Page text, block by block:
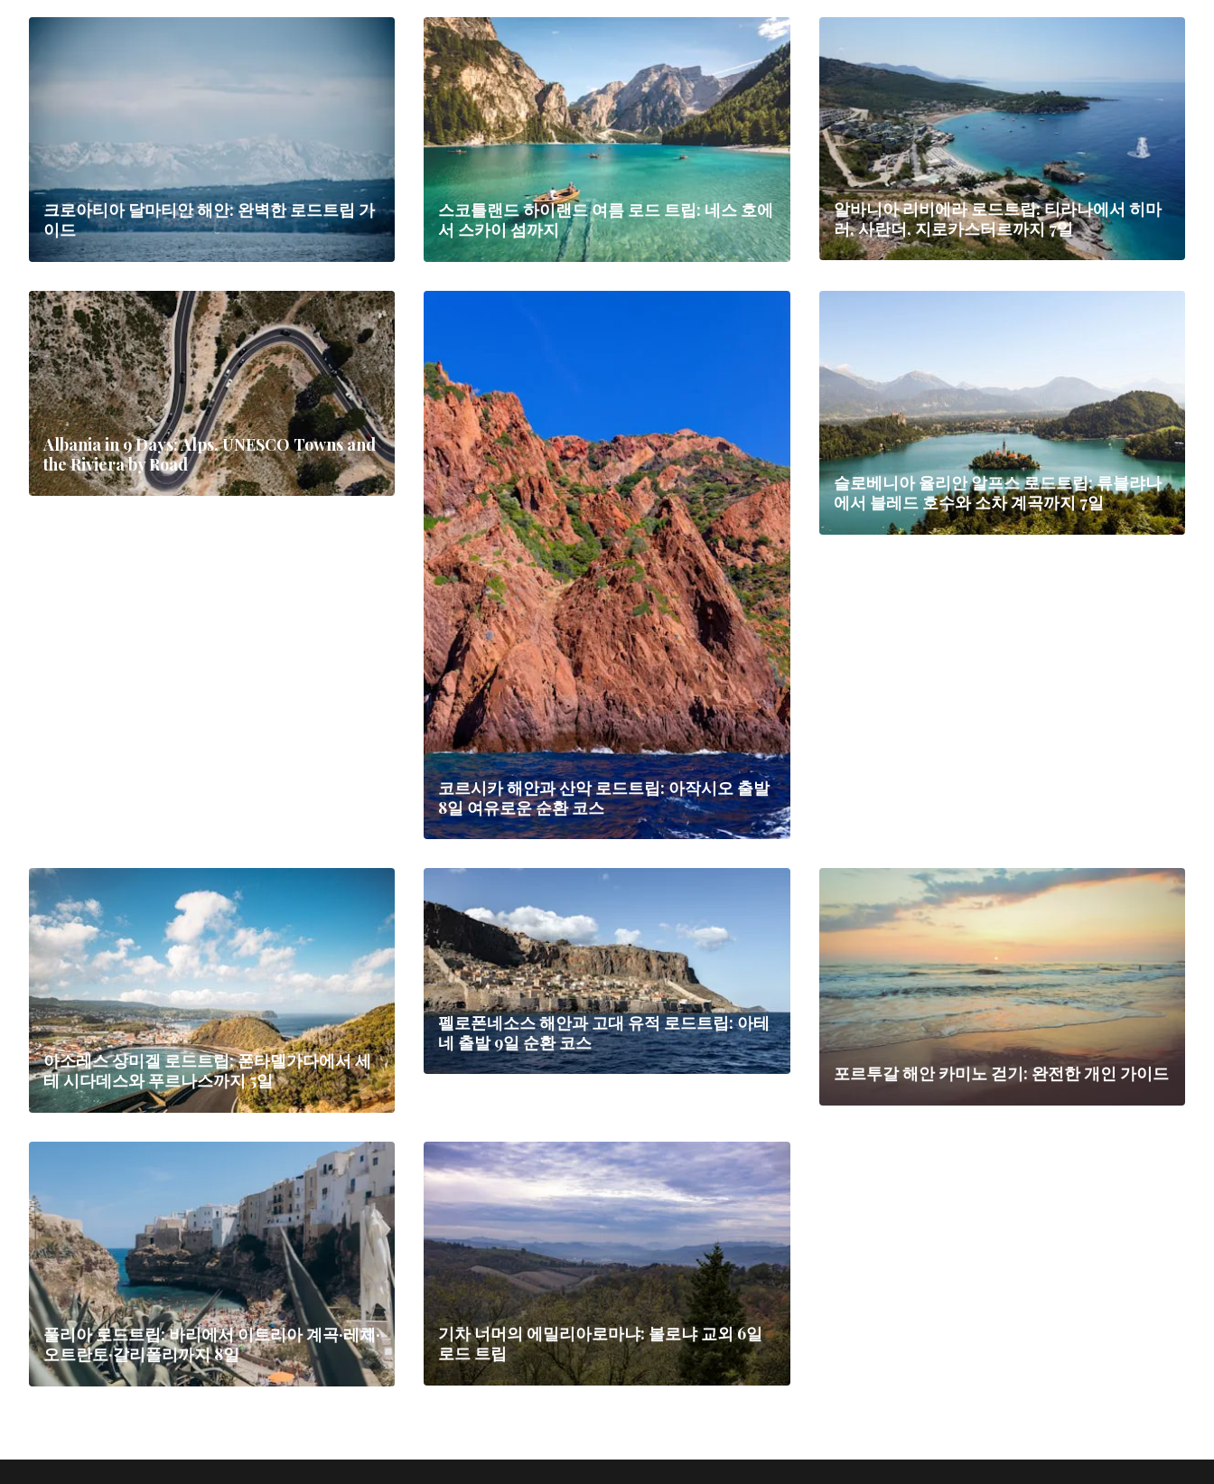
크로아티아 달마티안 해안: 완벽한 로드트립 가
이드
스코틀랜드 하이랜드 여름 로드 트립: 네스 호에
서 스카이 섬까지
알바니아 리비에라 로드트립: 티라나에서 히마
러, 사란더, 지로카스터르까지 7일
Albania in 9 Days: Alps, UNESCO Towns and
the Riviera by Road
코르시카 해안과 산악 로드트립: 아작시오 출발
8일 여유로운 순환 코스
슬로베니아 율리안 알프스 로드트립: 류블랴나
에서 블레드 호수와 소차 계곡까지 7일
아소레스 상미겔 로드트립: 폰타델가다에서 세
테 시다데스와 푸르나스까지 5일
펠로폰네소스 해안과 고대 유적 로드트립: 아테
네 출발 9일 순환 코스
포르투갈 해안 카미노 걷기: 완전한 개인 가이드
풀리아 로드트립: 바리에서 이트리아 계곡·레체·
오트란토·갈리폴리까지 8일
기차 너머의 에밀리아로마냐: 볼로냐 교외 6일
로드 트립